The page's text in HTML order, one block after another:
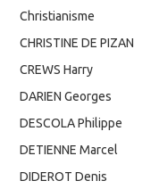
Christianisme
CHRISTINE DE PIZAN
CREWS Harry
DARIEN Georges
DESCOLA Philippe
DETIENNE Marcel
DIDEROT Denis